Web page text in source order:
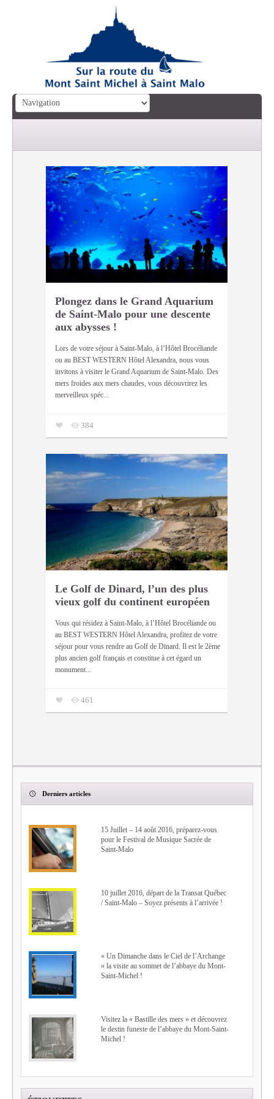
Plongez dans le Grand Aquarium
de Saint-Malo pour une descente
aux abysses !
Lors de votre séjour à Saint-Malo, à l’Hôtel Brocéliande
ou au BEST WESTERN Hôtel Alexandra, nous vous
invitons à visiter le Grand Aquarium de Saint-Malo. Des
mers froides aux mers chaudes, vous découvrirez les
merveilleux spéc...
384
Le Golf de Dinard, l’un des plus
vieux golf du continent européen
Vous qui résidez à Saint-Malo, à l’Hôtel Brocéliande ou
au BEST WESTERN Hôtel Alexandra, profitez de votre
séjour pour vous rendre au Golf de Dinard. Il est le 2ème
plus ancien golf français et constitue à cet égard un
monument...
461
Derniers articles
15 Juillet – 14 août 2016, préparez-vous
pour le Festival de Musique Sacrée de
Saint-Malo
10 juillet 2016, départ de la Transat Québec
/ Saint-Malo – Soyez présents à l’arrivée !
« Un Dimanche dans le Ciel de l’Archange
» la visite au sommet de l’abbaye du Mont-
Saint-Michel !
Visitez la « Bastille des mers » et découvrez
le destin funeste de l’abbaye du Mont-Saint-
Michel !